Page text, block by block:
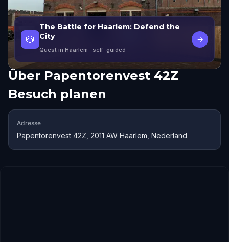
🎲
The Battle for Haarlem: Defend the
City
Quest in Haarlem · self-guided
→
Über Papentorenvest 42Z
Besuch planen
Adresse
Papentorenvest 42Z, 2011 AW Haarlem, Nederland